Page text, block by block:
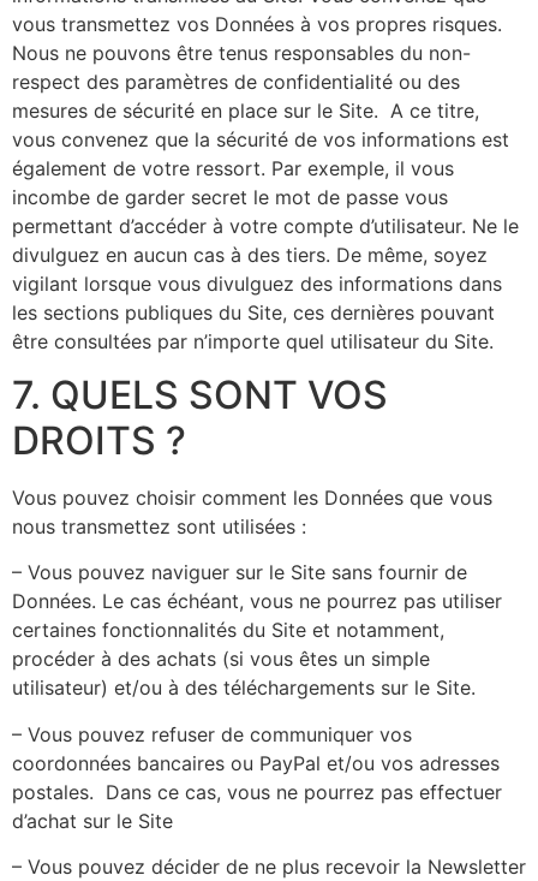
vous transmettez vos Données à vos propres risques.
Nous ne pouvons être tenus responsables du non-
respect des paramètres de confidentialité ou des
mesures de sécurité en place sur le Site. A ce titre,
vous convenez que la sécurité de vos informations est
également de votre ressort. Par exemple, il vous
incombe de garder secret le mot de passe vous
permettant d’accéder à votre compte d’utilisateur. Ne le
divulguez en aucun cas à des tiers. De même, soyez
vigilant lorsque vous divulguez des informations dans
les sections publiques du Site, ces dernières pouvant
être consultées par n’importe quel utilisateur du Site.
7. QUELS SONT VOS
DROITS ?
Vous pouvez choisir comment les Données que vous
nous transmettez sont utilisées :
– Vous pouvez naviguer sur le Site sans fournir de
Données. Le cas échéant, vous ne pourrez pas utiliser
certaines fonctionnalités du Site et notamment,
procéder à des achats (si vous êtes un simple
utilisateur) et/ou à des téléchargements sur le Site.
– Vous pouvez refuser de communiquer vos
coordonnées bancaires ou PayPal et/ou vos adresses
postales. Dans ce cas, vous ne pourrez pas effectuer
d’achat sur le Site
– Vous pouvez décider de ne plus recevoir la Newsletter